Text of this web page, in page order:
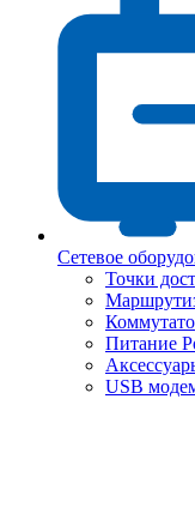
Сетевое
Точки
Питание
USB